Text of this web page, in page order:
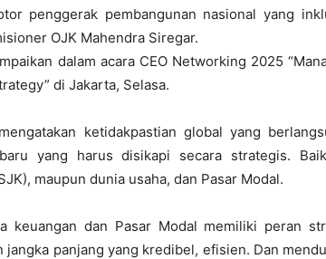
penggerak pembangunan nasional yang
OJK Mahendra Siregar.
dalam acara CEO Networking 2025
di Jakarta, Selasa.
ketidakpastian global yang
yang harus disikapi secara strategis.
maupun dunia usaha, dan Pasar Modal.
keuangan dan Pasar Modal memiliki peran
jangka panjang yang kredibel, efisien. Dan